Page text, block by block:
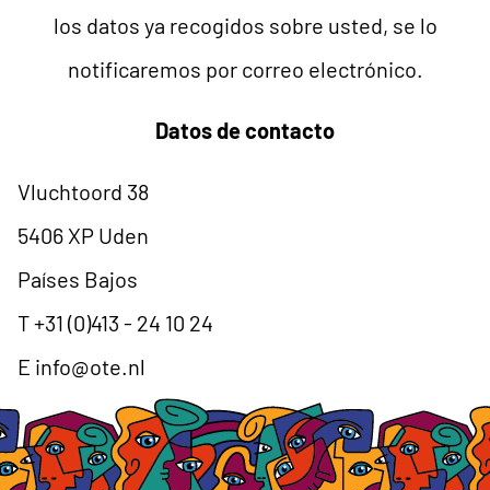
los datos ya recogidos sobre usted, se lo
notificaremos por correo electrónico.
Datos de contacto
Vluchtoord 38
5406 XP Uden
Países Bajos
T +31 (0)413 - 24 10 24
E info@ote.nl